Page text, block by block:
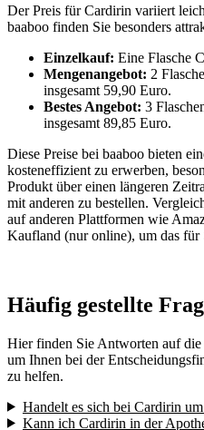
Der Preis für Cardirin variiert
baaboo finden Sie besonders
Einzelkauf: Eine Flasche
Mengenangebot: 2
insgesamt 59,90 Euro.
Bestes Angebot: 3
insgesamt 89,85 Euro.
Diese Preise bei baaboo bieten
kosteneffizient zu erwerben,
Produkt über einen längeren
mit anderen zu bestellen.
auf anderen Plattformen wie
Kaufland (nur online), um das für
Häufig gestellte
Hier finden Sie Antworten auf
um Ihnen bei der
zu helfen.
Handelt es sich bei Cardirin
Kann ich Cardirin in der